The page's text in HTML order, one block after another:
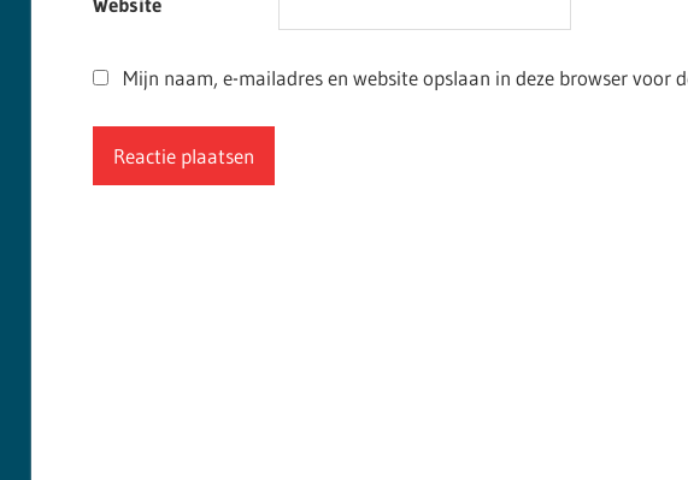
Mijn naam, e-mailadres en website opslaan in deze browser voor